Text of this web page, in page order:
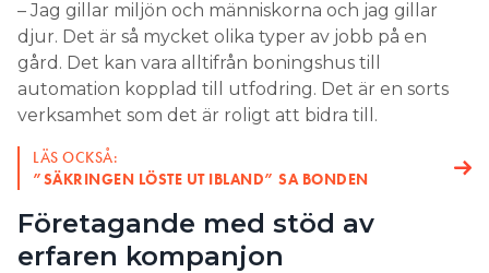
– Jag gillar miljön och människorna och jag gillar
djur. Det är så mycket olika typer av jobb på en
gård. Det kan vara alltifrån boningshus till
automation kopplad till utfodring. Det är en sorts
verksamhet som det är roligt att bidra till.
LÄS OCKSÅ:
”SÄKRINGEN LÖSTE UT IBLAND” SA BONDEN
Företagande med stöd av
erfaren kompanjon